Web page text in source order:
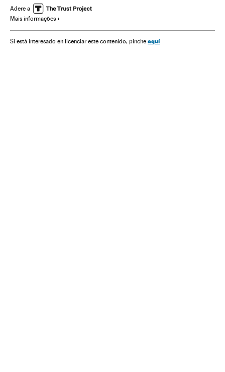
Governo Brasil Governo
Administração pública
América do Sul América Latina América
Adere a
Mais informações
Si está interesado en licenciar este contenido, pinche aquí